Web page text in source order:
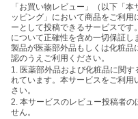
「お買い物レビュー」（以下「
ッピング」において商品をご利
ーとして投稿できるサービスで
について正確性を含め一切保証し
製品が医薬部外品もしくは化粧
認のうえご利用ください。
1. 医薬部外品および化粧品に関
れています。本サービスをご利
さい。
2. 本サービスのレビュー投稿者
せん。